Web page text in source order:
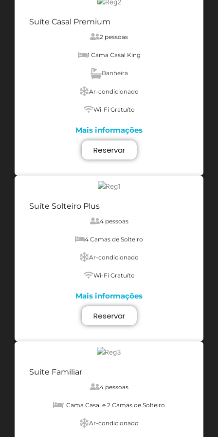
Suíte Casal Premium
2 pessoas
1 Cama Casal King
Banheira
Ar-condicionado
Wi-Fi Gratuíto
Mais informações
Reservar
Suíte Solteiro Plus
4 pessoas
4 Camas de Solteiro
Ar-condicionado
Wi-Fi Gratuíto
Mais informações
Reservar
Suíte Familiar
4 pessoas
1 Cama Casal e 2 Camas de Solteiro
Ar-condicionado